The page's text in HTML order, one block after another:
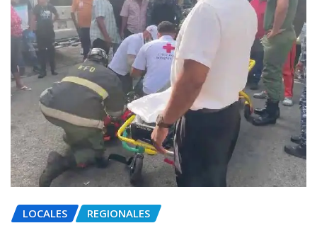
LOCALES REGIONALES